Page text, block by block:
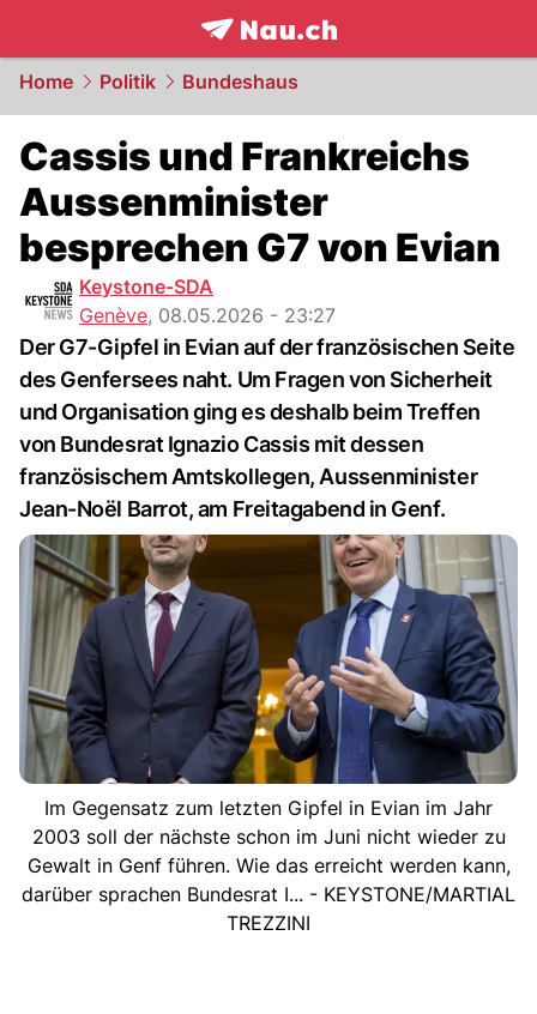
frontpage.NAU.ch
Home Politik Bundeshaus
Cassis und Frankreichs
Aussenminister
besprechen G7 von Evian
Keystone-SDA
Genève, 08.05.2026 - 23:27
Der G7-Gipfel in Evian auf der französischen Seite
des Genfersees naht. Um Fragen von Sicherheit
und Organisation ging es deshalb beim Treffen
von Bundesrat Ignazio Cassis mit dessen
französischem Amtskollegen, Aussenminister
Jean-Noël Barrot, am Freitagabend in Genf.
Im Gegensatz zum letzten Gipfel in Evian im Jahr
2003 soll der nächste schon im Juni nicht wieder zu
Gewalt in Genf führen. Wie das erreicht werden kann,
darüber sprachen Bundesrat I... - KEYSTONE/MARTIAL
TREZZINI